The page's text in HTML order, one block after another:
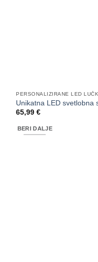
PERSONALIZIRANE LED
Unikatna LED svetlobna
65,99€
BERI DALJE